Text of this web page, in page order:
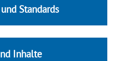
Standards
Inhalte